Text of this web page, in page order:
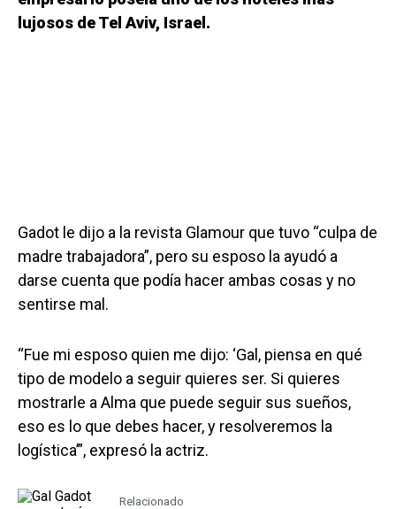
lujosos de Tel Aviv, Israel.
Gadot le dijo a la revista Glamour que tuvo “culpa de
madre trabajadora”, pero su esposo la ayudó a
darse cuenta que podía hacer ambas cosas y no
sentirse mal.
“Fue mi esposo quien me dijo: ‘Gal, piensa en qué
tipo de modelo a seguir quieres ser. Si quieres
mostrarle a Alma que puede seguir sus sueños,
eso es lo que debes hacer, y resolveremos la
logística’”, expresó la actriz.
Relacionado